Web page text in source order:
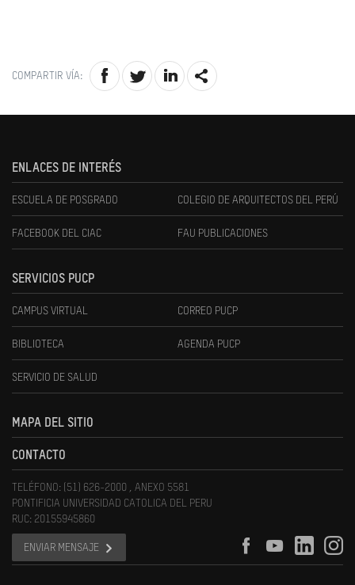
COMPARTIR VÍA:
ENLACES DE INTERÉS
ESCUELA DE POSGRADO COLEGIO DE ARQUITECTOS DEL PERÚ
FACEBOOK DEL CIAC FAU PUBLICACIONES
SERVICIOS PUCP
CAMPUS VIRTUAL CORREO PUCP
BIBLIOTECA AGENDA PUCP
SERVICIO DE SALUD
MAPA DEL SITIO
CONTACTO
TELÉFONO: (51) 626-2000 , ANEXO 5581
PONTIFICIA UNIVERSIDAD CATOLICA DEL PERU
RUC: 20155945860
ENVIAR MENSAJE